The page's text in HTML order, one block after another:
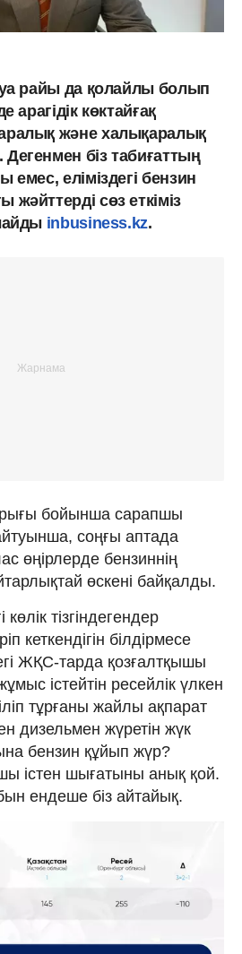
райы да қолайлы болып
арагідік көктайғақ
және халықаралық
біз табиғаттың
емес, еліміздегі бензин
сөз еткіміз
inbusiness.kz.
бойынша сарапшы
соңғы аптада
өңірлерде бензиннің
өскені байқалды.
көлік тізгіндегендер
кеткендігін білдірмесе
ЖҚС-тарда қозғалтқышы
істейтін ресейлік үлкен
тұрғаны жайлы ақпарат
дизельмен жүретін жүк
бензин құйып жүр?
істен шығатыны анық қой.
ендеше біз айтайық.